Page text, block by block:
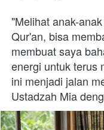
"Melihat anak-
Qur'an, bisa
membuat saya
energi untuk terus
ini menjadi jalan
Ustadzah Mia